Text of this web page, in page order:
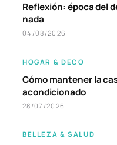
Reflexión: época del
nada
04/08/2026
HOGAR & DECO
Cómo mantener la
acondicionado
28/07/2026
BELLEZA & SALUD